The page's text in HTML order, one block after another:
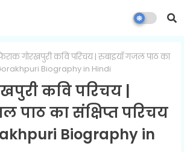
गोरखपुरी कवि परिचय | रुबाइयाँ गजल पाठ का
Biography in Hindi
कवि परिचय |
पाठ का संक्षिप्त परिचय
Biography in